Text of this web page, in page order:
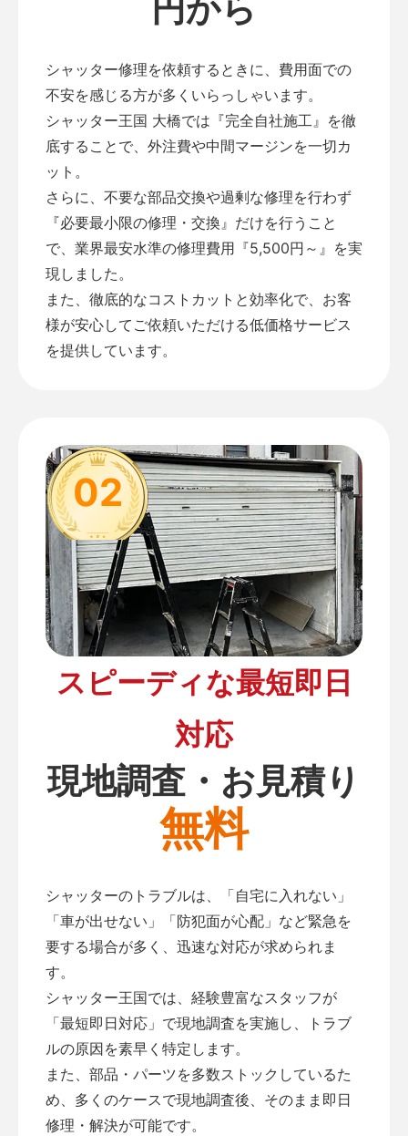
シャッター修理を依頼するときに、費用面での
不安を感じる方が多くいらっしゃいます。
シャッター王国 大橋では『完全自社施工』を徹
底することで、外注費や中間マージンを一切カ
ット。
さらに、不要な部品交換や過剰な修理を行わず
『必要最小限の修理・交換』だけを行うこと
で、業界最安水準の修理費用『5,500円～』を実
現しました。
また、徹底的なコストカットと効率化で、お客
様が安心してご依頼いただける低価格サービス
を提供しています。
02
スピーディな最短即日
対応
現地調査・お見積り
無料
シャッターのトラブルは、「自宅に入れない」
「車が出せない」「防犯面が心配」など緊急を
要する場合が多く、迅速な対応が求められま
す。
シャッター王国では、経験豊富なスタッフが
「最短即日対応」で現地調査を実施し、トラブ
ルの原因を素早く特定します。
また、部品・パーツを多数ストックしているた
め、多くのケースで現地調査後、そのまま即日
修理・解決が可能です。